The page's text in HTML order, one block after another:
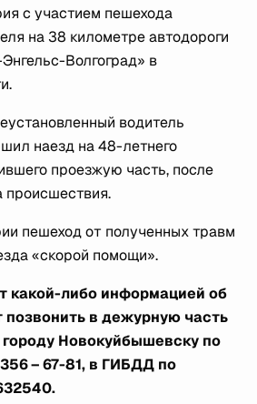
с участием пешехода
на 38 километре автодороги
Волгоград» в
водитель
наезд на 48-летнего
проезжую часть, после
происшествия.
пешеход от полученных травм
«скорой помощи».
какой-либо информацией об
позвонить в дежурную часть
Новокуйбышевску по
– 67-81, в ГИБДД по